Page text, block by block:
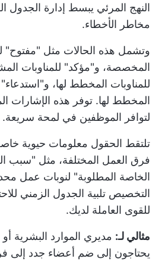
النهج المرئي يبسط إدارة الجدول
مخاطر الأخطاء.
وتشمل هذه الحالات مثل "مفتوح"
المخصصة، و"مؤكد" للمناوبات
للمناوبات المخطط لها، و"استدعاء"
المخطط لها. توفر هذه الإشارات
لتوافر الموظفين في لمحة سريعة.
تلتقط الحقول معلومات حيوية
فرق العمل المختلفة، مثل "سبب
الخاصة المطلوبة" لنوبات عمل
التخصيص تلبية الجدول الزمني
للقوى العاملة لديك.
مثالي لـ: مديري الموارد البشرية
يحتاجون إلى ضم أعضاء جدد إلى